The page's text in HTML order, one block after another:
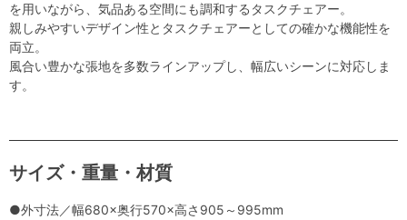
を用いながら、気品ある空間にも調和するタスクチェアー。
親しみやすいデザイン性とタスクチェアーとしての確かな機能性を
両立。
風合い豊かな張地を多数ラインアップし、幅広いシーンに対応しま
す。
サイズ・重量・材質
●外寸法／幅680×奥行570×高さ905～995mm